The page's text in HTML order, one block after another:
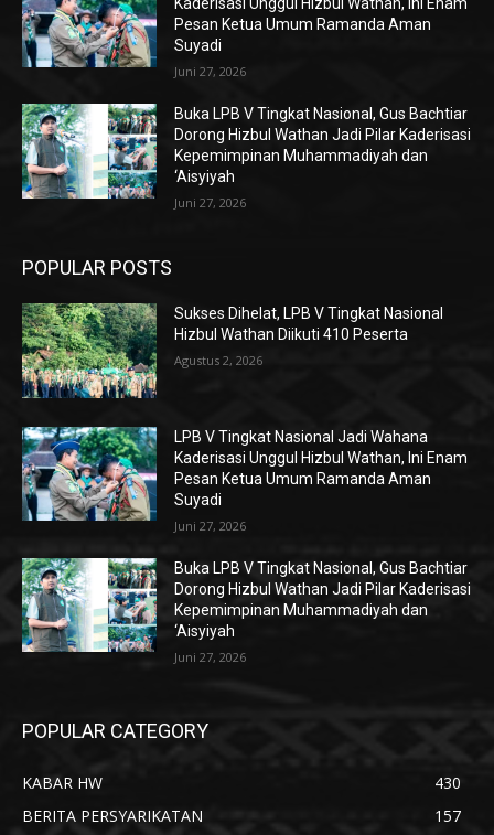
Pesan Ketua Umum Ramanda Aman
Suyadi
Juni 27, 2026
Buka LPB V Tingkat Nasional, Gus Bachtiar
Dorong Hizbul Wathan Jadi Pilar Kaderisasi
Kepemimpinan Muhammadiyah dan
‘Aisyiyah
Juni 27, 2026
POPULAR POSTS
Sukses Dihelat, LPB V Tingkat Nasional
Hizbul Wathan Diikuti 410 Peserta
Agustus 2, 2026
LPB V Tingkat Nasional Jadi Wahana
Kaderisasi Unggul Hizbul Wathan, Ini Enam
Pesan Ketua Umum Ramanda Aman
Suyadi
Juni 27, 2026
Buka LPB V Tingkat Nasional, Gus Bachtiar
Dorong Hizbul Wathan Jadi Pilar Kaderisasi
Kepemimpinan Muhammadiyah dan
‘Aisyiyah
Juni 27, 2026
POPULAR CATEGORY
KABAR HW
430
BERITA PERSYARIKATAN
157